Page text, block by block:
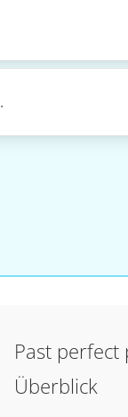
Past perfect
Überblick